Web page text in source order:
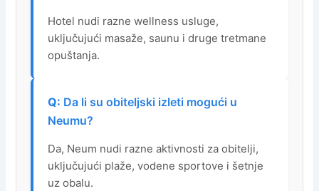
Hotel nudi razne wellness usluge,
uključujući masaže, saunu i druge tretmane
opuštanja.
Da li su obiteljski izleti mogući u
Neumu?
Da, Neum nudi razne aktivnosti za obitelji,
uključujući plaže, vodene sportove i šetnje
uz obalu.